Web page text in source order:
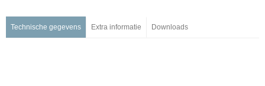
Technische gegevens Extra informatie Downloads